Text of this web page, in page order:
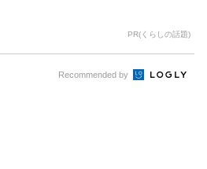
PR(くらしの話題)
Recommended by